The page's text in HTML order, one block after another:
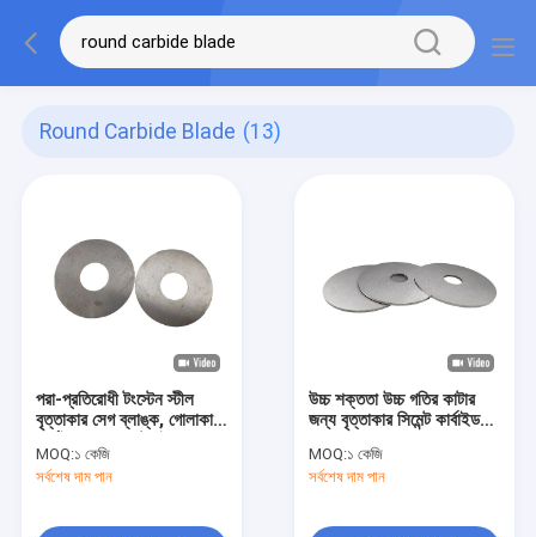
Round Carbide Blade (13)
পরা-প্রতিরোধী টংস্টেন স্টীল
বৃত্তাকার সেগ ব্লাঙ্ক, গোলাকার
MOQ:১ কেজি
সর্বশেষ দাম পান
উচ্চ শক্ততা উচ্চ গতির কাটার
জন্য বৃত্তাকার সিমেন্ট কার্বাইড
MOQ:১ কেজি
সর্বশেষ দাম পান